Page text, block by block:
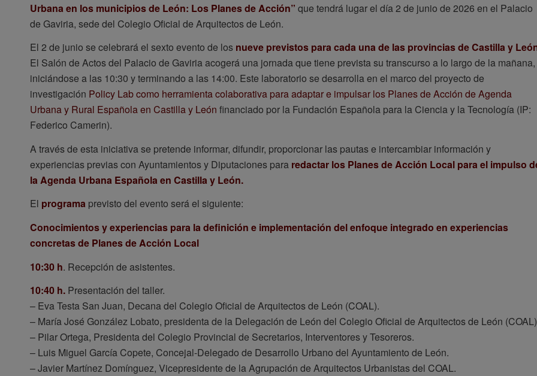
Urbana en los municipios de León: Los Planes de Acción” que tendrá lugar el día 2 de junio de 2026 en el Palacio
de Gaviria, sede del Colegio Oficial de Arquitectos de León.
El 2 de junio se celebrará el sexto evento de los nueve previstos para cada una de las provincias de Castilla y
El Salón de Actos del Palacio de Gaviria acogerá una jornada que tiene prevista su transcurso a lo largo de la mañana,
iniciándose a las 10:30 y terminando a las 14:00. Este laboratorio se desarrolla en el marco del proyecto de
investigación Policy Lab como herramienta colaborativa para adaptar e impulsar los Planes de Acción de Agenda
Urbana y Rural Española en Castilla y León financiado por la Fundación Española para la Ciencia y la Tecnología (IP:
Federico Camerin).
A través de esta iniciativa se pretende informar, difundir, proporcionar las pautas e intercambiar información y
experiencias previas con Ayuntamientos y Diputaciones para redactar los Planes de Acción Local para el impulso
la Agenda Urbana Española en Castilla y León.
El programa previsto del evento será el siguiente:
Conocimientos y experiencias para la definición e implementación del enfoque integrado en experiencias
concretas de Planes de Acción Local
10:30 h. Recepción de asistentes.
10:40 h. Presentación del taller.
– Eva Testa San Juan, Decana del Colegio Oficial de Arquitectos de León (COAL).
– María José González Lobato, presidenta de la Delegación de León del Colegio Oficial de Arquitectos de León
– Pilar Ortega, Presidenta del Colegio Provincial de Secretarios, Interventores y Tesoreros.
– Luis Miguel García Copete, Concejal-Delegado de Desarrollo Urbano del Ayuntamiento de León.
– Javier Martínez Domínguez, Vicepresidente de la Agrupación de Arquitectos Urbanistas del COAL.